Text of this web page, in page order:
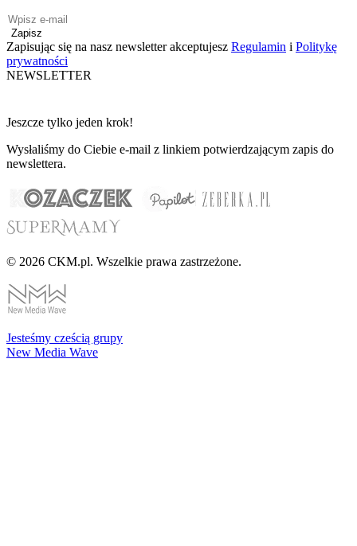
Zapisz
Zapisując się na nasz newsletter akceptujesz Regulamin i Politykę
prywatności
NEWSLETTER
Jeszcze tylko jeden krok!
Wysłaliśmy do Ciebie e-mail z linkiem potwierdzającym zapis do
newslettera.
© 2026 CKM.pl. Wszelkie prawa zastrzeżone.
Jesteśmy cześcią grupy
New Media Wave